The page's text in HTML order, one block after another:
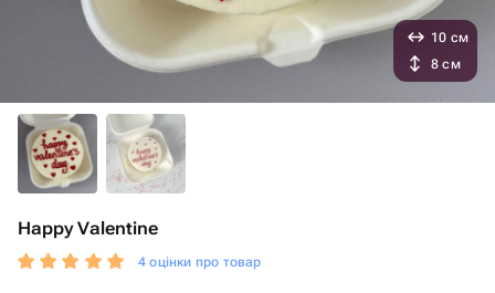
Happy Valentine
4 оцінки про товар
10 см
8 см